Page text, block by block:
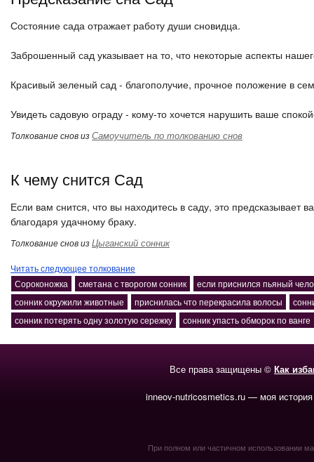
Состояние сада отражает работу души сновидца.
Заброшенный сад указывает на то, что некоторые аспекты
Красивый зеленый сад - благополучие, прочное положение в
Увидеть садовую ограду - кому-то хочется нарушить ваше
Толкование снов изСамоучитель по толкованию снов
К чему снится Сад
Если вам снится, что вы находитесь в саду, это предсказывает
благодаря удачному браку.
Толкование снов изЦыганский сонник
Читать следующее толкование
Сороконожка
сметана с творогом сонник
если приснился пьяный
сонник окружили животные
приснилась что перекрасила волосы
сонник потерять одну золотую сережку
сонник упасть обморок по ванге
Все права защищены © Как
inneov-nutricosmetics.ru — моя
При полном или частичном использовании